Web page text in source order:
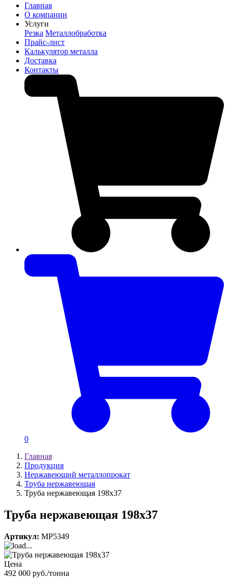
Главная
О компании
Услуги
Резка Металлобработка
Прайс-лист
Калькулятор металла
Доставка
Контакты
0
Главная
Продукция
Нержавеющий металлопрокат
Труба нержавеющая
Труба нержавеющая 198х37
Труба нержавеющая 198х37
Артикул: MP5349
Цена
492 000 руб./тонна